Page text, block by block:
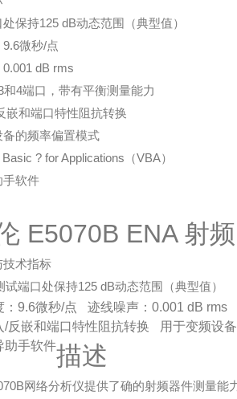
保持125 dB动态范围（典型值）
微秒/点
dB rms
和4端口，带有平衡测量能力
嵌和端口特性阻抗转换
备的频率偏置模式
? for Applications（VBA）
手软件
E5070B ENA 射
技术指标
处保持125 dB动态范围（典型值）
：9.6微秒/点
迹线噪声：0.001 dB rms
/反嵌和端口特性阻抗转换
用于变频设
助手软件描述
网络分析仪提供了确的射频器件测量能